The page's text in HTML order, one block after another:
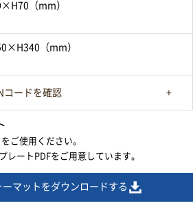
（mm）
（mm）
コードを確認
ご使用ください。
ートPDFをご用意しています。
ーマットをダウンロードする